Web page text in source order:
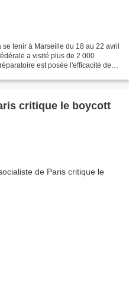
tenir à Marseille du 18 au 22 avril
a visité plus de 2 000
est posée l'efficacité de
critique le boycott